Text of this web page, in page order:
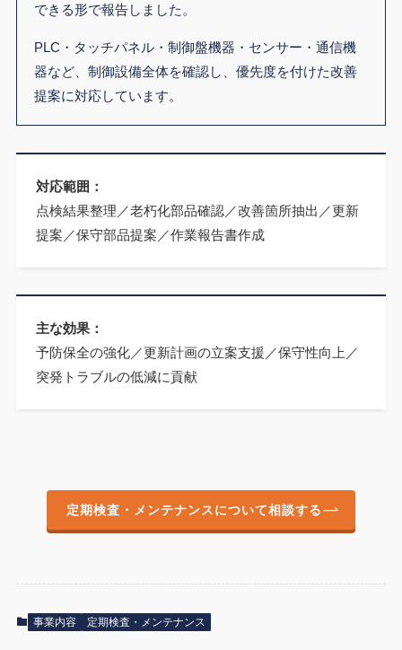
できる形で報告しました。
PLC・タッチパネル・制御盤機器・センサー・通信機
器など、制御設備全体を確認し、優先度を付けた改善
提案に対応しています。
対応範囲：
点検結果整理／老朽化部品確認／改善箇所抽出／更新
提案／保守部品提案／作業報告書作成
主な効果：
予防保全の強化／更新計画の立案支援／保守性向上／
突発トラブルの低減に貢献
定期検査・メンテナンスについて相談する
事業内容 定期検査・メンテナンス